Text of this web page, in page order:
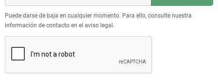
Puede darse de baja en cualquier momento. Para ello, consulte nuestra
información de contacto en el aviso legal.